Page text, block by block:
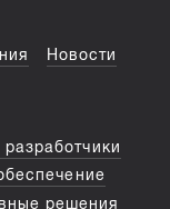
Новости
решения